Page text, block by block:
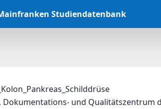
Studiendatenbank
Dokumentations- und Qualitätszentrum